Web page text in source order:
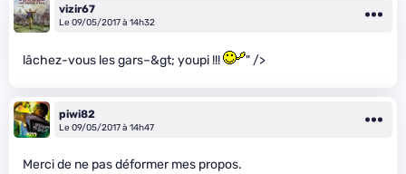
vizir67
Le 09/05/2017 à 14h32
lâchez-vous les gars–&gt; youpi !!! " />
piwi82
Le 09/05/2017 à 14h47
Merci de ne pas déformer mes propos.